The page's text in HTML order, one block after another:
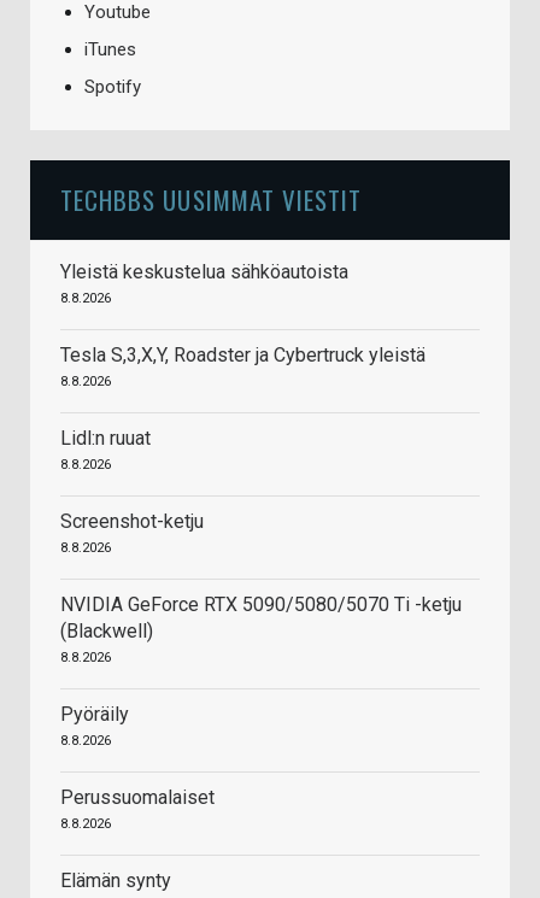
Youtube
iTunes
Spotify
TECHBBS UUSIMMAT VIESTIT
Yleistä keskustelua sähköautoista
8.8.2026
Tesla S,3,X,Y, Roadster ja Cybertruck yleistä
8.8.2026
Lidl:n ruuat
8.8.2026
Screenshot-ketju
8.8.2026
NVIDIA GeForce RTX 5090/5080/5070 Ti -ketju
(Blackwell)
8.8.2026
Pyöräily
8.8.2026
Perussuomalaiset
8.8.2026
Elämän synty